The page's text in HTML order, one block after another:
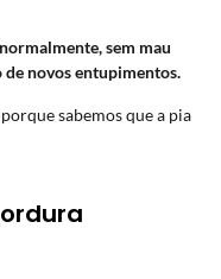
sem mau
de novos entupimentos.
sabemos que a pia